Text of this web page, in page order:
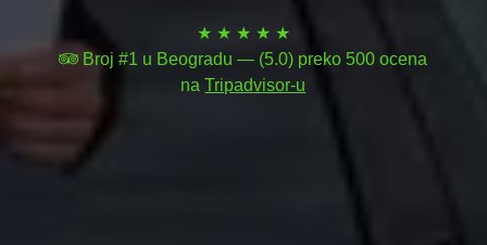
★ ★ ★ ★ ★
Broj #1 u Beogradu — (5.0) preko 500 ocena
naTripadvisor-u